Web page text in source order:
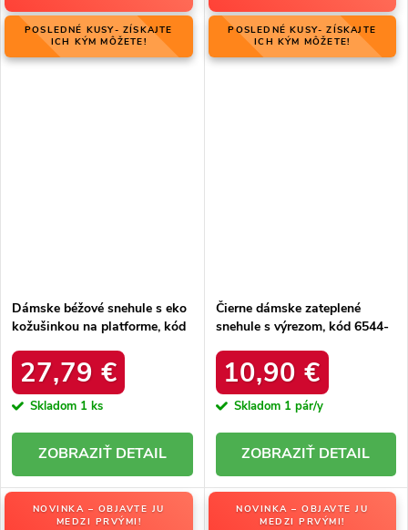
POSLEDNÉ KUSY- ZÍSKAJTE
ICH KÝM MÔŽETE!
Dámske béžové snehule s eko
kožušinkou na platforme, kód
27,79 €
Skladom 1 ks
DETAIL
POSLEDNÉ KUSY- ZÍSKAJTE
ICH KÝM MÔŽETE!
Čierne dámske zateplené
snehule s výrezom, kód 6544-
10,90 €
Skladom 1 pár/y
DETAIL
NOVINKA – OBJAVTE JU
MEDZI PRVÝMI!
NOVINKA – OBJAVTE JU
MEDZI PRVÝMI!